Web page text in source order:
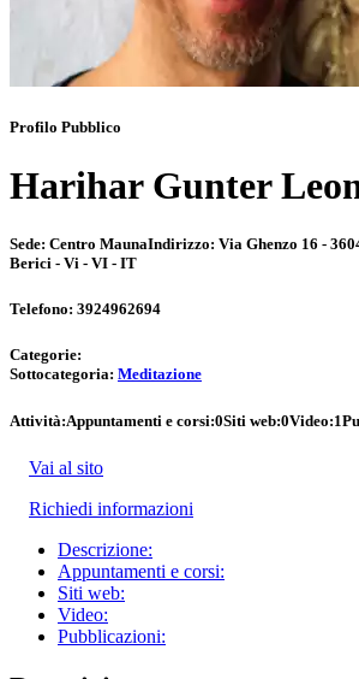
Profilo Pubblico
Harihar Gunter
Sede: Centro MaunaIndirizzo: Via Ghenzo 16 -
Berici - Vi - VI - IT
Telefono: 3924962694
Categorie:
Sottocategoria: Meditazione
Attività:Appuntamenti e corsi:0Siti web:0Video:1
Vai al sito
Richiedi informazioni
Descrizione:
Appuntamenti e corsi:
Siti web:
Video:
Pubblicazioni: